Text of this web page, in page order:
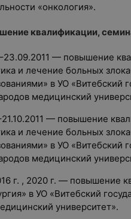
«онкология».
квалификации,
— повышение
и лечение больных
в УО «Витебский
медицинский
— повышение
и лечение больных
в УО «Витебский
медицинский
г. , 2020 г. — повышение
в УО «Витебский
университет».